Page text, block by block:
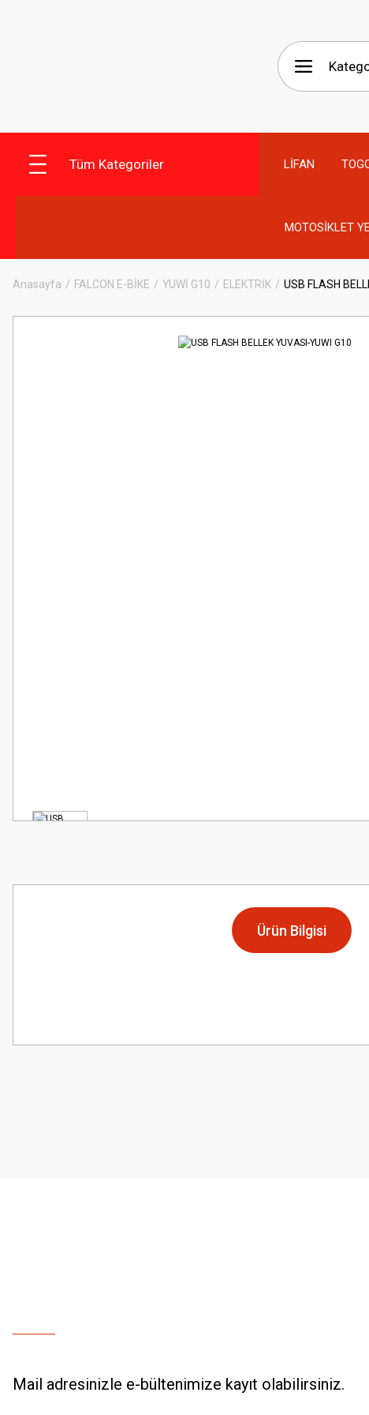
Tüm Kategoriler LİFAN
MOTOSİKLET
Anasayfa FALCON E-BİKE YUWİ G10 ELEKTRİK USB FLASH
Ürün Bilgisi
Görüş ve önerileriniz için teşekkür ederiz.
Mail adresinizle e-bültenimize kayıt olabilirsiniz.